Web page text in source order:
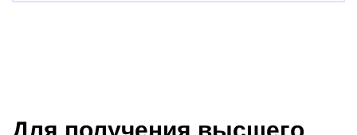
Для получения высшего